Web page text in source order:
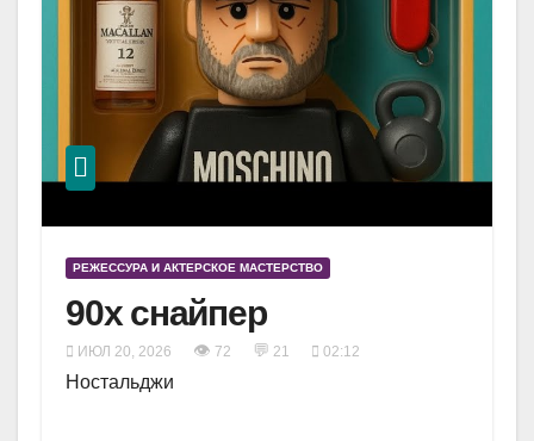
РЕЖЕССУРА И АКТЕРСКОЕ МАСТЕРСТВО
90х снайпер
ИЮЛ 20, 2026 👁 72 💬 21 02:12
Ностальджи